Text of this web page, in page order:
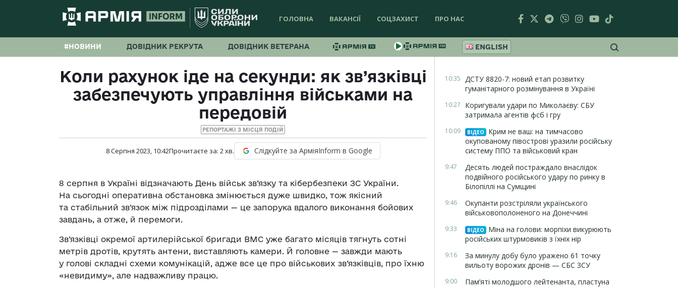
ГОЛОВНА ВАКАНСІЇ СОЦЗАХИСТ ПРО НАС
#НОВИНИ ДОВІДНИК РЕКРУТА ДОВІДНИК ВЕТЕРАНА ENGLISH
Коли рахунок іде на секунди: як зв’язківці
забезпечують управління військами на
передовій
РЕПОРТАЖІ З МІСЦЯ ПОДІЙ
8 Серпня 2023, 10:42Прочитаєте за: 2хв. Слідкуйте за АрміяInform в Google
8 серпня в Україні відзначають День військ зв’язку та кібербезпеки ЗС України.
На сьогодні оперативна обстановка змінюється дуже швидко, тож якісний
та стабільний зв’язок між підрозділами — це запорука вдалого виконання бойових
завдань, а отже, й перемоги.
Зв’язківці окремої артилерійської бригади ВМС уже багато місяців тягнуть сотні
метрів дротів, крутять антени, виставляють камери. Й головне — завжди мають
у голові складні схеми комунікацій, адже все це про військових зв’язківців, про їхню
«невидиму», але надважливу працю.
10:35 ДСТУ 8820-7: новий етап розвитку
гуманітарного розмінування в Україні
10:27
Коригували удари по Миколаєву: СБУ
затримала агентів фсб і гру
10:09 ВІДЕО
Крим не ваш: на тимчасово
окупованому півострові уразили російську
систему ППО та військовий кран
9:47
Десять людей постраждало внаслідок
подвійного російського удару по ринку в
Білопіллі на Сумщині
9:46
Окупанти розстріляли українського
військовополоненого на Донеччині
9:33 ВІДЕО
Міна на голови: морпіхи викурюють
російських штурмовиків з їхніх нір
9:16
За минулу добу було уражено 61 точку
вильоту ворожих дронів — СБС ЗСУ
9:00
Пам’яті молодшого лейтенанта, пластуна